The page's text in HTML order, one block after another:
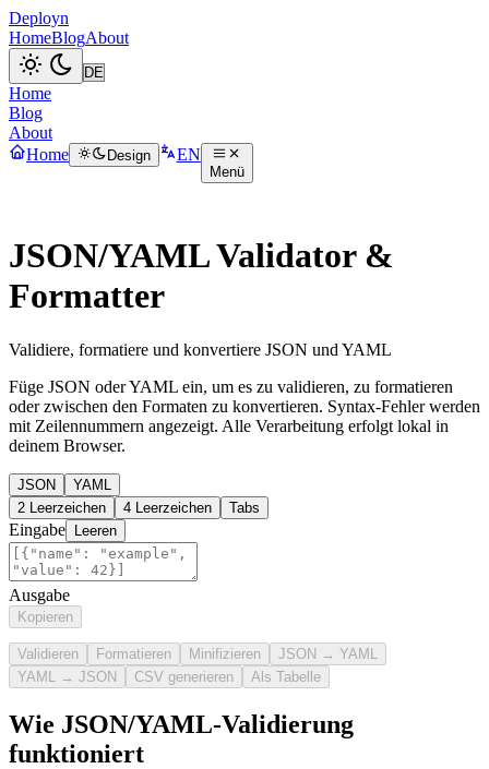
Deployn
HomeBlogAbout
Home
Blog
About
Home
Design EN
Menü
JSON/YAML Validator &
Formatter
Validiere, formatiere und konvertiere JSON und YAML
Füge JSON oder YAML ein, um es zu validieren, zu formatieren
oder zwischen den Formaten zu konvertieren. Syntax-Fehler werden
mit Zeilennummern angezeigt. Alle Verarbeitung erfolgt lokal in
deinem Browser.
JSON
YAML
2 Leerzeichen
4 Leerzeichen Tabs
Eingabe Leeren
Ausgabe
Kopieren
Validieren Formatieren Minifizieren
JSON → YAML
YAML → JSON
CSV generieren Als Tabelle
Wie JSON/YAML-Validierung
funktioniert